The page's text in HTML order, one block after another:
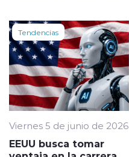
Tendencias
Viernes 5 de junio de 2026
EEUU busca tomar